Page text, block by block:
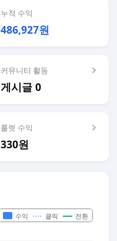
누적 수익
486,927원
커뮤니티 활동
게시글 0
룰렛 수익
330원